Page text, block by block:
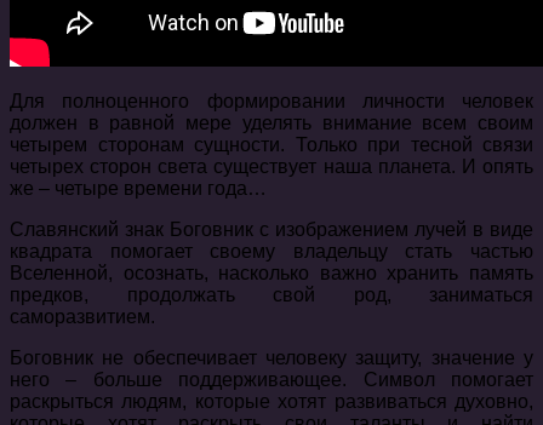
Для полноценного формировании личности человек
должен в равной мере уделять внимание всем своим
четырем сторонам сущности. Только при тесной связи
четырех сторон света существует наша планета. И опять
же – четыре времени года…
Славянский знак Боговник с изображением лучей в виде
квадрата помогает своему владельцу стать частью
Вселенной, осознать, насколько важно хранить память
предков, продолжать свой род, заниматься
саморазвитием.
Боговник не обеспечивает человеку защиту, значение у
него – больше поддерживающее. Символ помогает
раскрыться людям, которые хотят развиваться духовно,